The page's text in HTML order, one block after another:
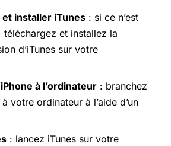
installer iTunes : si ce n’est
téléchargez et installez la
d’iTunes sur votre
à l’ordinateur : branchez
votre ordinateur à l’aide d’un
: lancez iTunes sur votre